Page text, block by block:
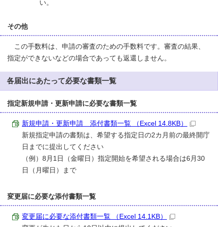
い。
その他
この手数料は、申請の審査のための手数料です。審査の結果、
指定ができないなどの場合であっても返還しません。
各届出にあたって必要な書類一覧
指定新規申請・更新申請に必要な書類一覧
新規申請・更新申請 添付書類一覧 （Excel 14.8KB）
新規指定申請の書類は、希望する指定日の2カ月前の最終開庁
日までに提出してください
（例）8月1日（金曜日）指定開始を希望される場合は6月30
日（月曜日）まで
変更届に必要な添付書類一覧
変更届に必要な添付書類一覧 （Excel 14.1KB）